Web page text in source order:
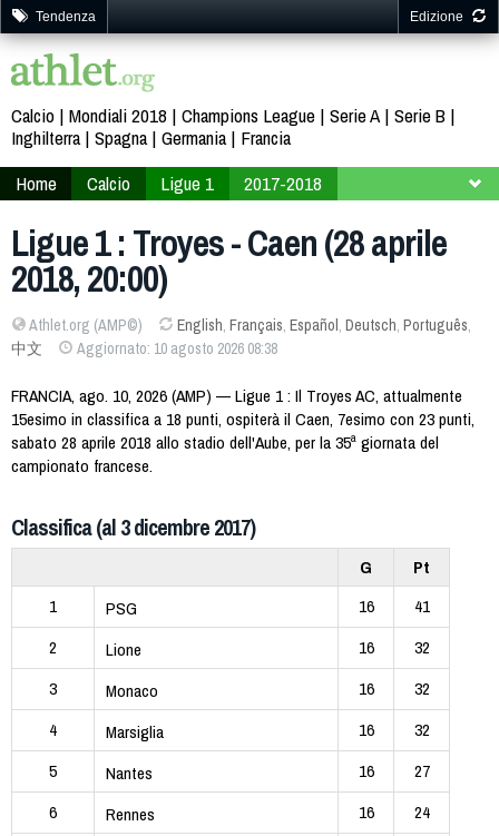
Tendenza Edizione
Calcio Mondiali 2018 Champions League Serie A Serie B
Inghilterra Spagna Germania
Francia
Home
Calcio Ligue 1
2017-2018
Ligue 1 : Troyes - Caen (28 aprile
2018, 20:00)
Athlet.org (AMP©) English, Français, Español, Deutsch, Português,
中文
Aggiornato: 10 agosto 2026 08:38
FRANCIA, ago. 10, 2026 (AMP) — Ligue 1 : Il Troyes AC, attualmente
15esimo in classifica a 18 punti, ospiterà il Caen, 7esimo con 23 punti,
sabato 28 aprile 2018 allo stadio dell'Aube, per la 35ª giornata del
campionato francese.
Classifica (al 3 dicembre 2017)
G
Pt
1
PSG 16
41
2
Lione 16
32
3
Monaco 16
32
4
Marsiglia 16
32
5
Nantes 16
27
6
Rennes 16
24